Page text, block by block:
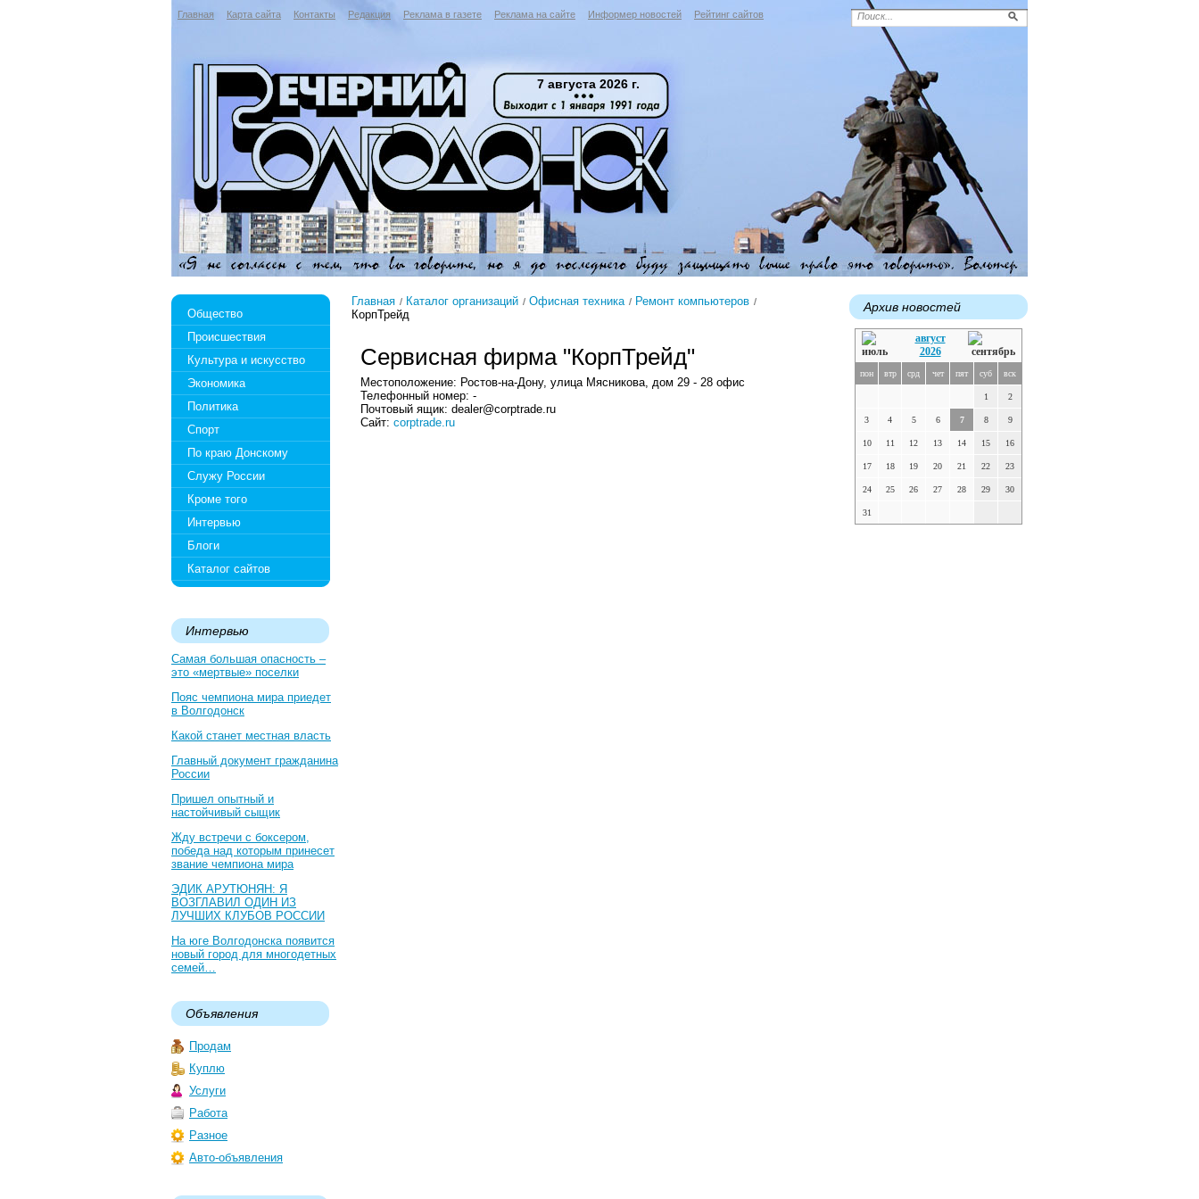
Главная Карта сайта Контакты Редакция Реклама в газете Реклама на сайте Информер новостей Рейтинг сайтов
7 августа 2026 г.
Общество
Происшествия
Культура и искусство
Экономика
Политика
Спорт
По краю Донскому
Служу России
Кроме того
Интервью
Блоги
Каталог сайтов
Интервью
Самая большая опасность –
это «мертвые» поселки
Пояс чемпиона мира приедет
в Волгодонск
Какой станет местная власть
Главный документ гражданина
России
Пришел опытный и
настойчивый сыщик
Жду встречи с боксером,
победа над которым принесет
звание чемпиона мира
ЭДИК АРУТЮНЯН: Я
ВОЗГЛАВИЛ ОДИН ИЗ
ЛУЧШИХ КЛУБОВ РОССИИ
На юге Волгодонска появится
новый город для многодетных
семей…
Объявления
Продам
Куплю
Услуги
Работа
Разное
Авто-объявления
Главная Каталог организаций Офисная техника
Ремонт компьютеров
КорпТрейд
Сервисная фирма "КорпТрейд"
Местоположение: Ростов-на-Дону, улица Мясникова, дом 29 - 28 офис
Телефонный номер: -
Почтовый ящик: dealer@corptrade.ru
Сайт: corptrade.ru
Архив новостей
август
2026
пон втр срд чет пят суб вск
1 2
3 4 5 6 7 8 9
10 11 12 13 14 15 16
17 18 19 20 21 22 23
24 25 26 27 28 29 30
31